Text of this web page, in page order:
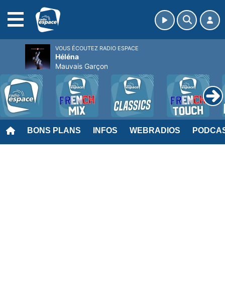
BONS PLANS INFOS WEBRADIOS
VOUS ÉCOUTEZ RADIO ESPACE
Héléna
Mauvais Garçon